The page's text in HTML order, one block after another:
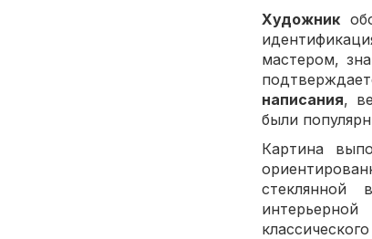
Художник
мастером,
написания,
были
Картина
стеклянной